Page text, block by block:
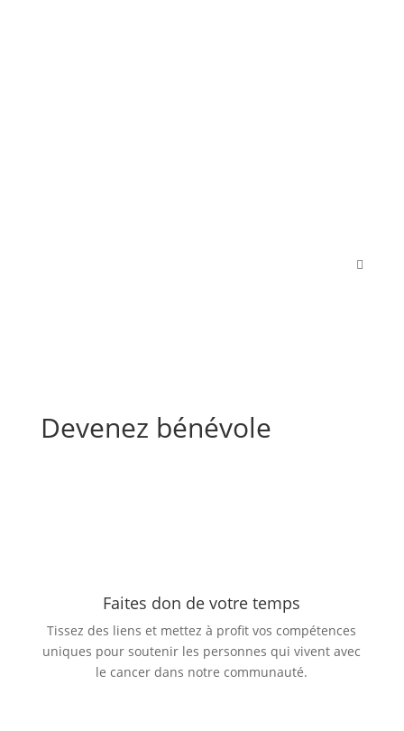

Devenez bénévole
Faites don de votre temps
Tissez des liens et mettez à profit vos compétences
uniques pour soutenir les personnes qui vivent avec
le cancer dans notre communauté.